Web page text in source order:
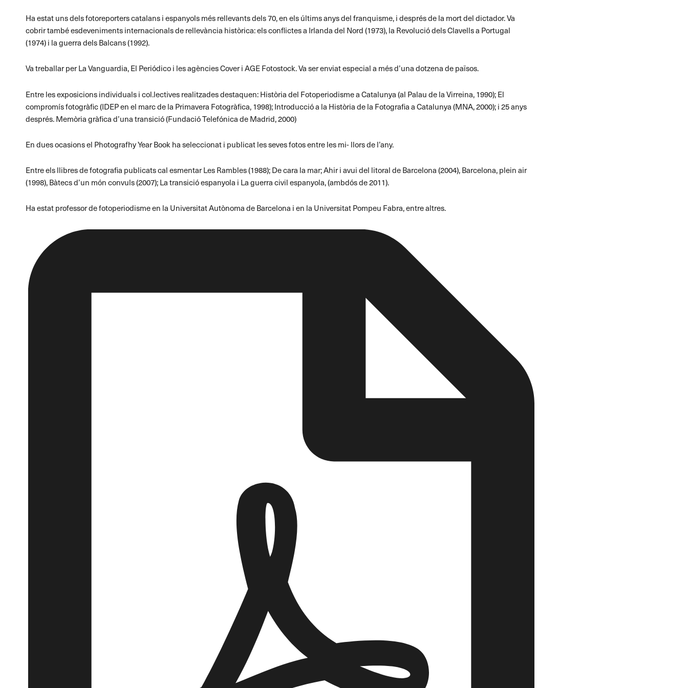
Ha estat uns dels fotoreporters catalans i espanyols més rellevants dels 70, en els últims anys del franquisme, i després de la mort del dictador. Va
cobrir també esdeveniments internacionals de rellevància històrica: els conflictes a Irlanda del Nord (1973), la Revolució dels Clavells a Portugal
(1974) i la guerra dels Balcans (1992).
Va treballar per La Vanguardia, El Periódico i les agències Cover i AGE Fotostock. Va ser enviat especial a més d’una dotzena de països.
Entre les exposicions individuals i col.lectives realitzades destaquen: Història del Fotoperiodisme a Catalunya (al Palau de la Virreina, 1990); El
compromís fotogràfic (IDEP en el marc de la Primavera Fotogràfica, 1998); Introducció a la Història de la Fotografia a Catalunya (MNA, 2000); i 25 anys
després. Memòria gràfica d’una transició (Fundació Telefónica de Madrid, 2000)
En dues ocasions el Photografhy Year Book ha seleccionat i publicat les seves fotos entre les mi- llors de l’any.
Entre els llibres de fotografia publicats cal esmentar Les Rambles (1988); De cara la mar; Ahir i avui del litoral de Barcelona (2004), Barcelona, plein air
(1998), Bàtecs d’un món convuls (2007); La transició espanyola i La guerra civil espanyola, (ambdós de 2011).
Ha estat professor de fotoperiodisme en la Universitat Autònoma de Barcelona i en la Universitat Pompeu Fabra, entre altres.